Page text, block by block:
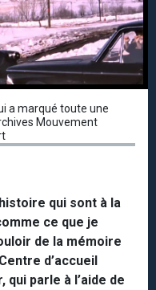
a marqué toute une
Mouvement
qui sont à la
ce que je
de la mémoire
d’accueil
qui parle à l’aide de